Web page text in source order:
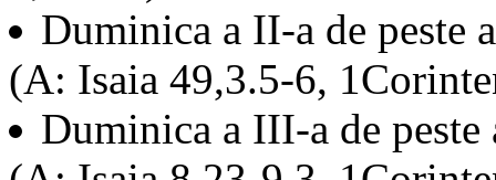
Duminica a II-a de peste
(A: Isaia 49,3.5-6,
Duminica a III-a de